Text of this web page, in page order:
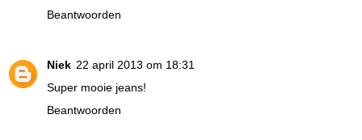
Beantwoorden
Niek 22 april 2013 om 18:31
Super mooie jeans!
Beantwoorden